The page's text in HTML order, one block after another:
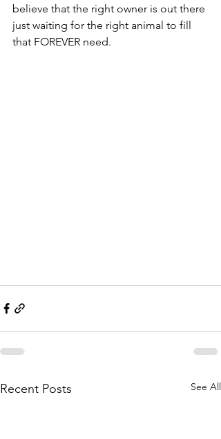
believe that the right owner is out there
just waiting for the right animal to fill
that FOREVER need.
Recent Posts See All